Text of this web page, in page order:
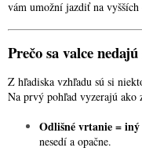
vám umožní jazdiť na
Prečo sa valce
Z hľadiska vzhľadu sú si
Na prvý pohľad vyzerajú ako
Odlišné vrtanie = iný
nesedí a opačne.